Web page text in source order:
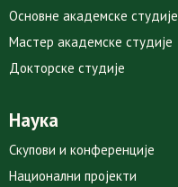
Основне академске студије
Мастер академске студије
Докторске студије
Наука
Скупови и конференције
Национални пројекти